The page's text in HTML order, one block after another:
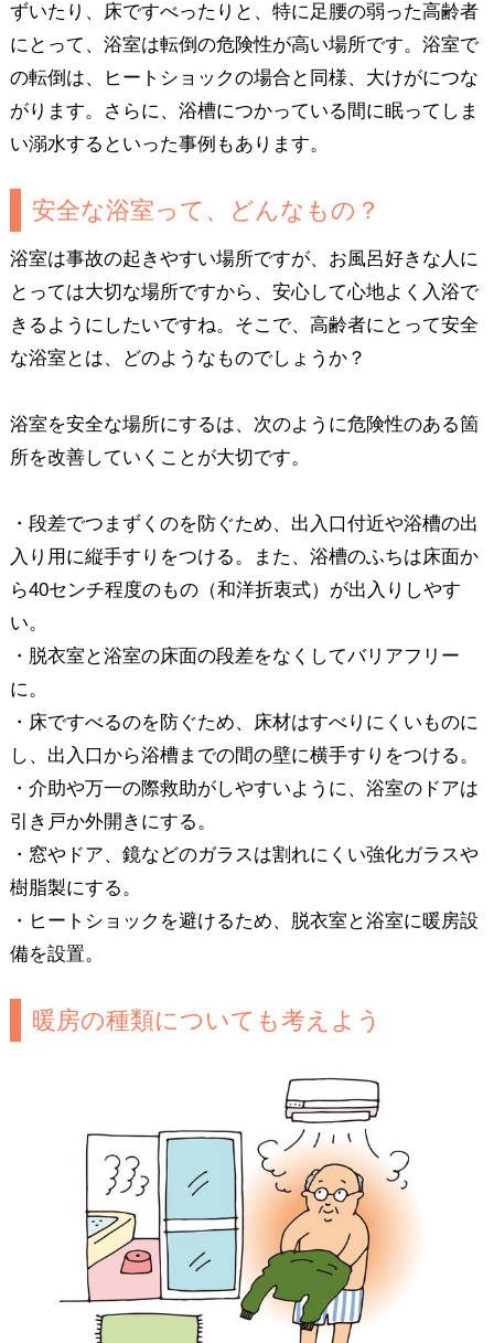
ずいたり、床ですべったりと、特に足腰の弱った高齢者
にとって、浴室は転倒の危険性が高い場所です。浴室で
の転倒は、ヒートショックの場合と同様、大けがにつな
がります。さらに、浴槽につかっている間に眠ってしま
い溺水するといった事例もあります。
安全な浴室って、どんなもの？
浴室は事故の起きやすい場所ですが、お風呂好きな人に
とっては大切な場所ですから、安心して心地よく入浴で
きるようにしたいですね。そこで、高齢者にとって安全
な浴室とは、どのようなものでしょうか？
浴室を安全な場所にするは、次のように危険性のある箇
所を改善していくことが大切です。
・段差でつまずくのを防ぐため、出入口付近や浴槽の出
入り用に縦手すりをつける。また、浴槽のふちは床面か
ら40センチ程度のもの（和洋折衷式）が出入りしやす
い。
・脱衣室と浴室の床面の段差をなくしてバリアフリー
に。
・床ですべるのを防ぐため、床材はすべりにくいものに
し、出入口から浴槽までの間の壁に横手すりをつける。
・介助や万一の際救助がしやすいように、浴室のドアは
引き戸か外開きにする。
・窓やドア、鏡などのガラスは割れにくい強化ガラスや
樹脂製にする。
・ヒートショックを避けるため、脱衣室と浴室に暖房設
備を設置。
暖房の種類についても考えよう